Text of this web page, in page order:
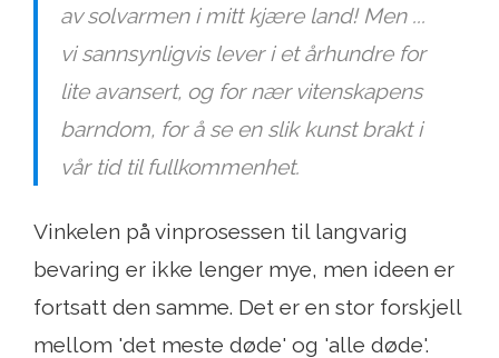
av solvarmen i mitt kjære land! Men ...
vi sannsynligvis lever i et århundre for
lite avansert, og for nær vitenskapens
barndom, for å se en slik kunst brakt i
vår tid til fullkommenhet.
Vinkelen på vinprosessen til langvarig
bevaring er ikke lenger mye, men ideen er
fortsatt den samme. Det er en stor forskjell
mellom 'det meste døde' og 'alle døde'.